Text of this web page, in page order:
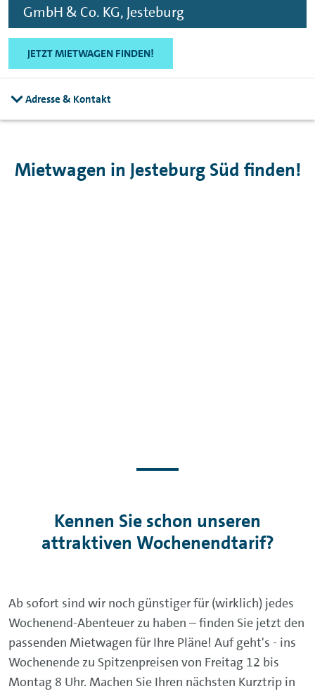
GmbH & Co. KG, Jesteburg
JETZT MIETWAGEN FINDEN!
Adresse & Kontakt
Mietwagen in Jesteburg Süd finden!
Kennen Sie schon unseren
attraktiven Wochenendtarif?
Ab sofort sind wir noch günstiger für (wirklich) jedes
Wochenend-Abenteuer zu haben – finden Sie jetzt den
passenden Mietwagen für Ihre Pläne! Auf geht's - ins
Wochenende zu Spitzenpreisen von Freitag 12 bis
Montag 8 Uhr. Machen Sie Ihren nächsten Kurztrip in